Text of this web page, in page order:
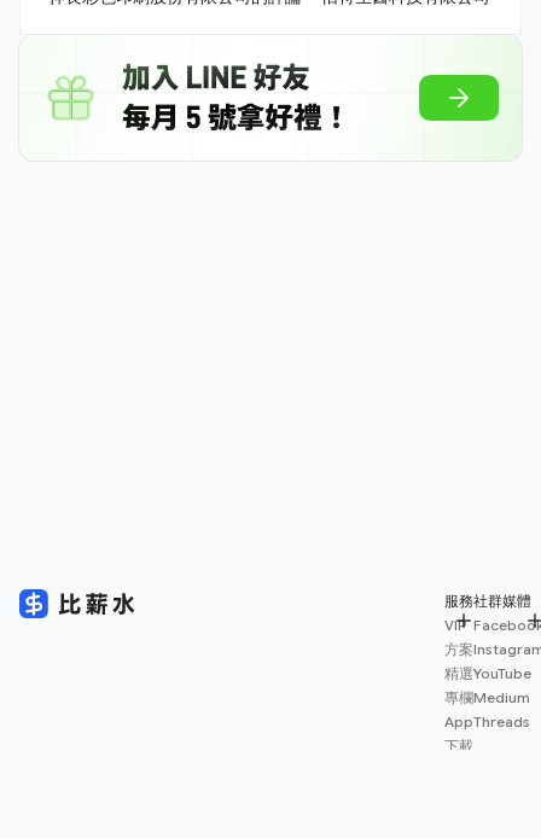
服務
VIP
方案
精選
專欄
App
下載
社群媒體
YouTube
Medium
Threads